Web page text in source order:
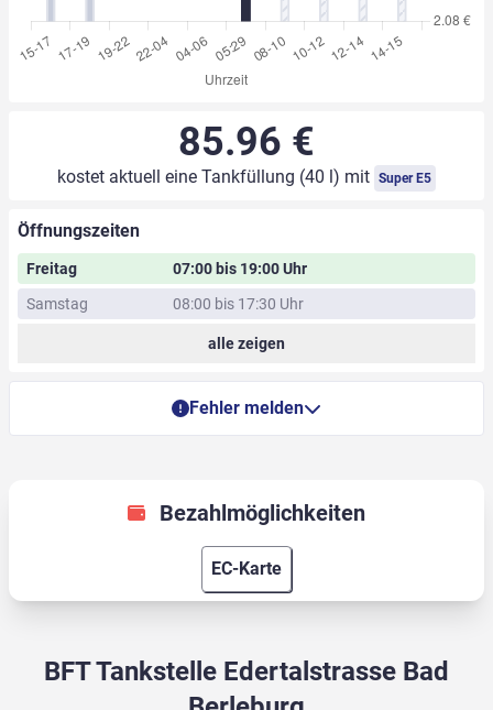
85.96 €
kostet aktuell eine Tankfüllung (40 l) mit Super E5
Öffnungszeiten
Freitag
07:00 bis 19:00 Uhr
Samstag
08:00 bis 17:30 Uhr
alle zeigen
Fehler melden
Bezahlmöglichkeiten
EC-Karte
BFT Tankstelle Edertalstrasse Bad